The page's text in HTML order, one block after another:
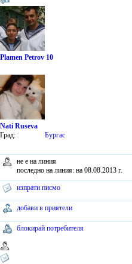
Plamen Petrov 10
Nati Ruseva
Град:
Бургас
не е на линия
последно на линия: на 08.08.2013 г.
изпрати писмо
добави в приятели
блокирай потребителя